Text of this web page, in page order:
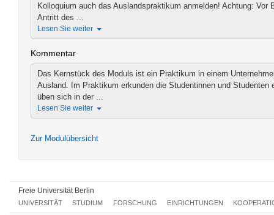
Kolloquium auch das Auslandspraktikum anmelden! Achtung: Vor
Antritt des ...
Lesen Sie weiter
Kommentar
Das Kernstück des Moduls ist ein Praktikum in einem
Ausland. Im Praktikum erkunden die Studentinnen und Studenten
üben sich in der ...
Lesen Sie weiter
Zur Modulübersicht
Freie Universität Berlin
UNIVERSITÄT STUDIUM FORSCHUNG EINRICHTUNGEN